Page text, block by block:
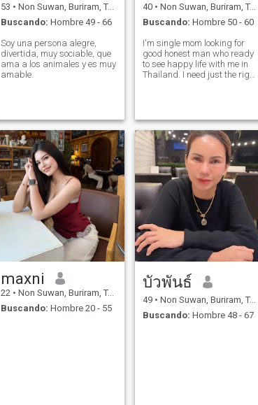
53 • Non Suwan, Buriram, Tailandia
Buscando: Hombre 49 - 66
Soy una persona alegre,
divertida, muy sociable, que
ama a los animales y es muy
amable.
40 • Non Suwan, Buriram, Tailandia
Buscando: Hombre 50 - 60
I'm single mom looking for
good honest man who ready
to see happy life with me in
Thailand. I need just the right
maxni
22 • Non Suwan, Buriram, Tailandia
Buscando: Hombre 20 - 55
บัวพันธ์
49 • Non Suwan, Buriram, Tailandia
Buscando: Hombre 48 - 67